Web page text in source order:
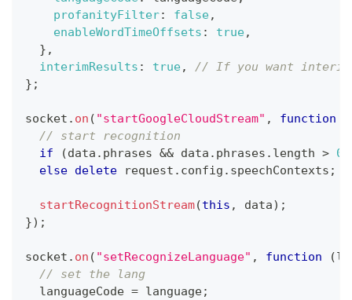
profanityFilter: false,
enableWordTimeOffsets : true,
} ,
interimResults : true,
// If you want
} ;
socket . on ( "startGoogleCloudStream" , function
// start recognition
if
(data . phrases && data . phrases . length > 0
else delete request . config . speechContexts ;
startRecognitionStream(this , data) ;
}) ;
socket . on ( "setRecognizeLanguage" , function (
// set the lang
  languageCode
= language;